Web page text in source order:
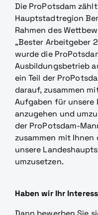
Die ProPotsdam
Hauptstadtregion
Rahmen des
„Bester Arbeitgeber
wurde die
Ausbildungsbetrieb
ein Teil der
darauf, zusammen
Aufgaben für unsere
anzugehen und
der ProPotsdam-
zusammen mit
unsere
umzusetzen.
Haben wir Ihr